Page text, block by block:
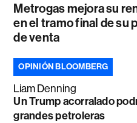
Metrogas mejora su
en el tramo final de su
de venta
OPINIÓN BLOOMBERG
Liam Denning
Un Trump acorralado
grandes petroleras